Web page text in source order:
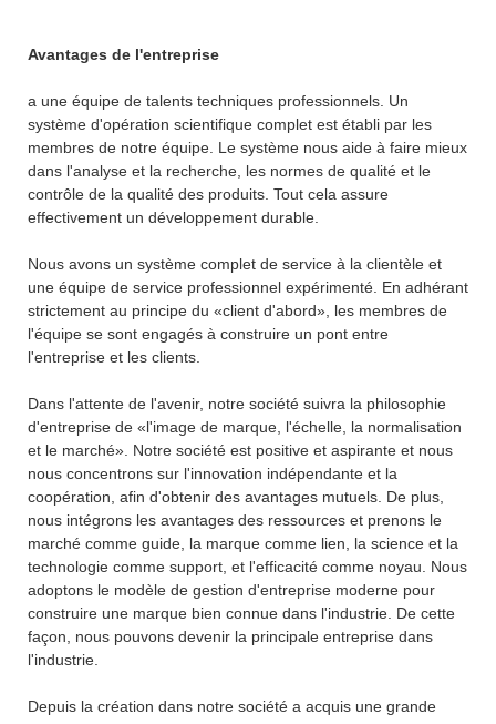
Avantages de l'entreprise
a une équipe de talents techniques professionnels. Un
système d'opération scientifique complet est établi par les
membres de notre équipe. Le système nous aide à faire mieux
dans l'analyse et la recherche, les normes de qualité et le
contrôle de la qualité des produits. Tout cela assure
effectivement un développement durable.
Nous avons un système complet de service à la clientèle et
une équipe de service professionnel expérimenté. En adhérant
strictement au principe du «client d'abord», les membres de
l'équipe se sont engagés à construire un pont entre
l'entreprise et les clients.
Dans l'attente de l'avenir, notre société suivra la philosophie
d'entreprise de «l'image de marque, l'échelle, la normalisation
et le marché». Notre société est positive et aspirante et nous
nous concentrons sur l'innovation indépendante et la
coopération, afin d'obtenir des avantages mutuels. De plus,
nous intégrons les avantages des ressources et prenons le
marché comme guide, la marque comme lien, la science et la
technologie comme support, et l'efficacité comme noyau. Nous
adoptons le modèle de gestion d'entreprise moderne pour
construire une marque bien connue dans l'industrie. De cette
façon, nous pouvons devenir la principale entreprise dans
l'industrie.
Depuis la création dans notre société a acquis une grande